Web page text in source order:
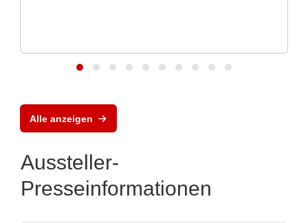
Alle anzeigen
Aussteller-
Presseinformationen